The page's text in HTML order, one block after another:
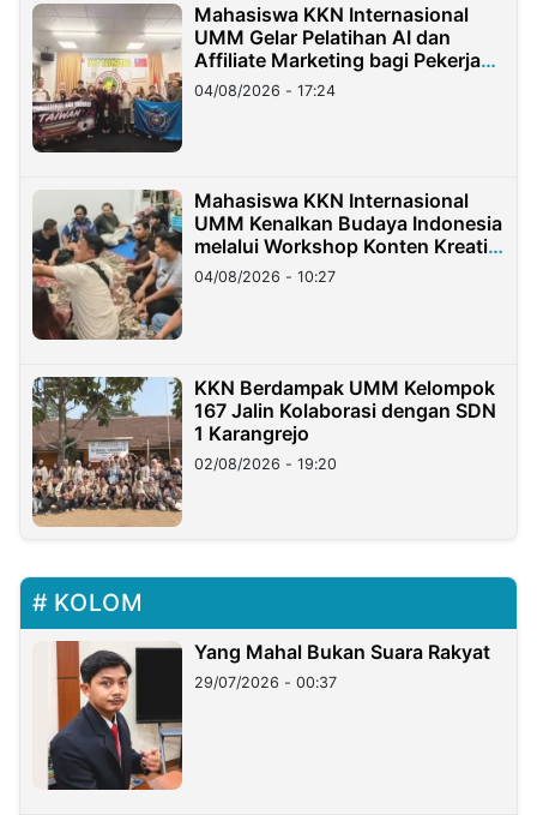
Mahasiswa KKN Internasional
UMM Gelar Pelatihan AI dan
Affiliate Marketing bagi Pekerja
Migran Indonesia di Taiwan
04/08/2026 - 17:24
Mahasiswa KKN Internasional
UMM Kenalkan Budaya Indonesia
melalui Workshop Konten Kreatif
di Taiwan
04/08/2026 - 10:27
KKN Berdampak UMM Kelompok
167 Jalin Kolaborasi dengan SDN
1 Karangrejo
02/08/2026 - 19:20
KOLOM
Yang Mahal Bukan Suara Rakyat
29/07/2026 - 00:37